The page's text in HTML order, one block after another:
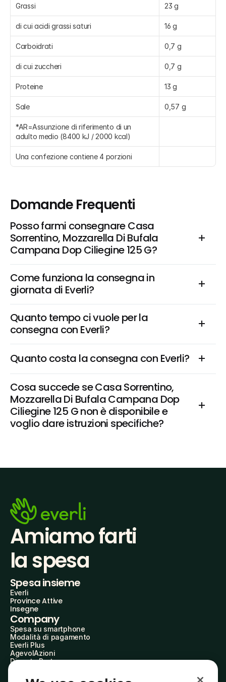
Grassi 23 g
di cui acidi grassi saturi 16 g
Carboidrati 0,7 g
di cui zuccheri 0,7 g
Proteine 13 g
Sale 0,57 g
*AR=Assunzione di riferimento di un
adulto medio (8400 kJ / 2000 kcal)
Una confezione contiene 4 porzioni
Domande Frequenti
Posso farmi consegnare Casa
Sorrentino, Mozzarella Di Bufala
Campana Dop Ciliegine 125 G?
Come funziona la consegna in
giornata di Everli?
Quanto tempo ci vuole per la
consegna con Everli?
Quanto costa la consegna con Everli?
Cosa succede se Casa Sorrentino,
Mozzarella Di Bufala Campana Dop
Ciliegine 125 G non è disponibile e
voglio dare istruzioni specifiche?
Amiamo farti
la spesa
Spesa insieme
Everli
Province Attive
Insegne
Company
Spesa su smartphone
Modalità di pagamento
Everli Plus
AgevolAzioni
Diventa Partner
Everli Shoppers